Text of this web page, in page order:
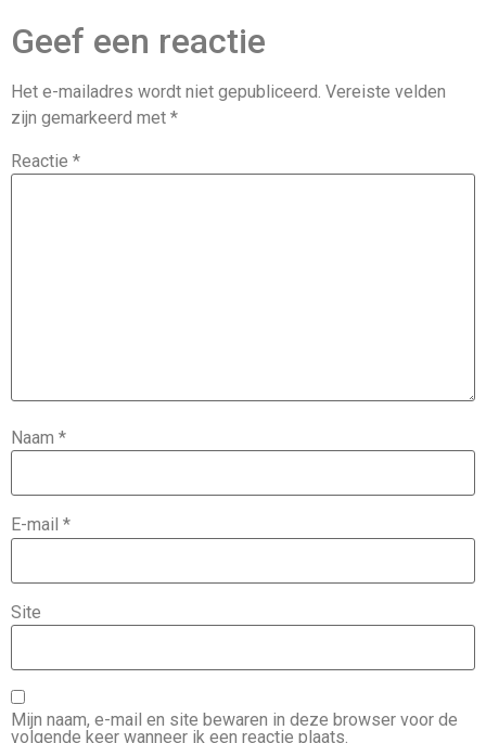
Geef een reactie
Het e-mailadres wordt niet gepubliceerd. Vereiste velden
zijn gemarkeerd met *
Reactie *
Naam *
E-mail *
Site
Mijn naam, e-mail en site bewaren in deze browser voor de
volgende keer wanneer ik een reactie plaats.